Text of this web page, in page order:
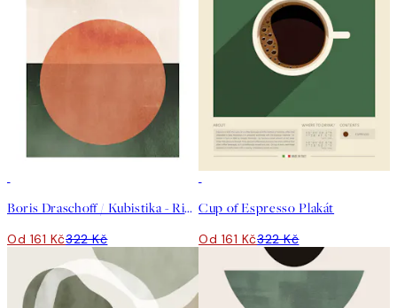
Boris Draschoff / Kubistika - Rising Plakát
Od 161 Kč322 Kč
Cup of Espresso Plakát
Od 161 Kč322 Kč